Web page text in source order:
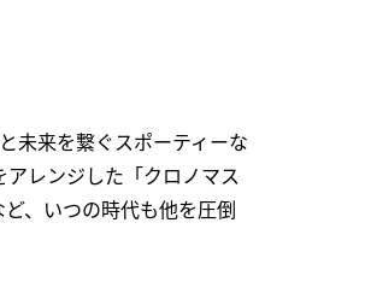
未来を繋ぐスポーティーな
レンジした「クロノマス
、いつの時代も他を圧倒